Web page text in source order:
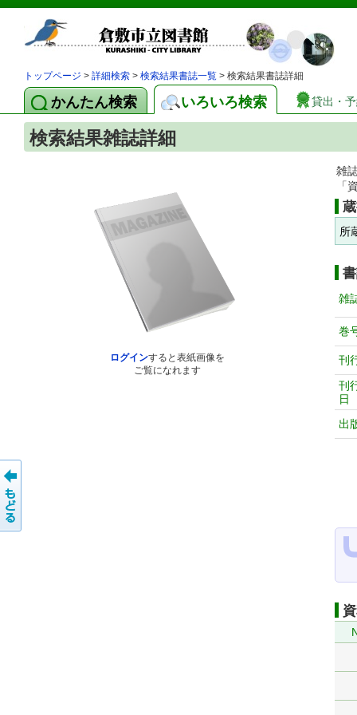
トップページ > 詳細検索 > 検索結果書誌一覧 > 検索結果書誌詳細
かんたん検索 いろいろ検索 貸出・
検索結果雑誌詳細
ログインすると表紙画像を
ご覧になれます
雑
「
所
雑
巻
刊
刊
日
出